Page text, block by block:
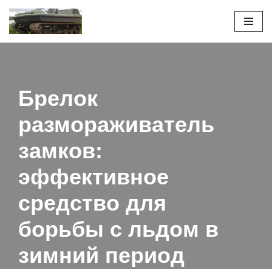
Перейти
Брелок
размораживатель
замков:
эффективное
средство для
борьбы с льдом в
зимний период